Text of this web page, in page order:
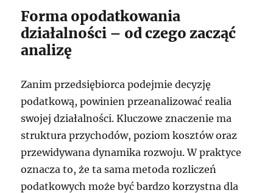
Forma opodatkowania
działalności – od czego zacząć
analizę
Zanim przedsiębiorca podejmie decyzję
podatkową, powinien przeanalizować realia
swojej działalności. Kluczowe znaczenie ma
struktura przychodów, poziom kosztów oraz
przewidywana dynamika rozwoju. W praktyce
oznacza to, że ta sama metoda rozliczeń
podatkowych może być bardzo korzystna dla